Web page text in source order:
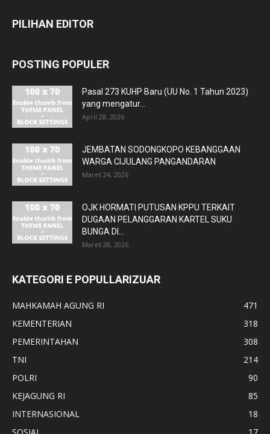
PILIHAN EDITOR
POSTING POPULER
Pasal 273 KUHP Baru (UU No. 1 Tahun 2023)
yang mengatur...
April 28, 2026
JEMBATAN SODONGKOPO KEBANGGAAN
WARGA CIJULANG PANGANDARAN
Maret 24, 2026
OJK HORMATI PUTUSAN KPPU TERKAIT
DUGAAN PELANGGARAN KARTEL SUKU
BUNGA DI...
Maret 28, 2026
KATEGORI E POPULLARIZUAR
MAHKAMAH AGUNG RI
471
KEMENTERIAN
318
PEMERINTAHAN
308
TNI
214
POLRI
90
KEJAGUNG RI
85
INTERNASIONAL
18